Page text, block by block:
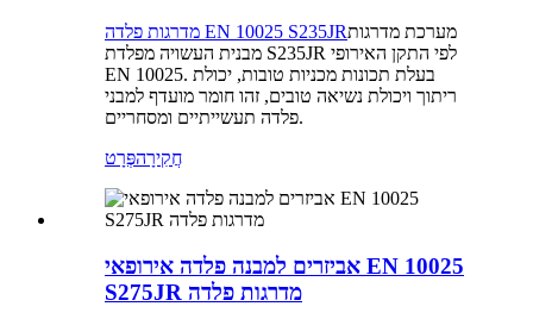
מדרגות פלדה EN 10025 S235JRמערכת מדרגות
מבנית העשויה מפלדת S235JR לפי התקן האירופי
EN 10025. בעלת תכונות מכניות טובות, יכולת
ריתוך ויכולת נשיאה טובים, זהו חומר מועדף למבני
פלדה תעשייתיים ומסחריים.
חֲקִירָהפְּרָט
אביזרים למבנה פלדה אירופאי EN 10025
S275JR מדרגות פלדה